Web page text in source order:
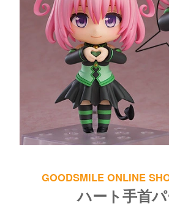
GOODSMILE ONLINE
ハート手首